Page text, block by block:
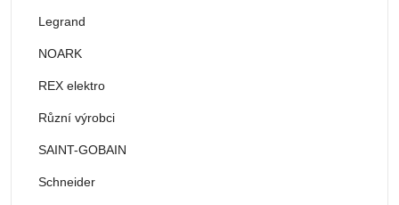
Legrand
NOARK
REX elektro
Různí výrobci
SAINT-GOBAIN
Schneider